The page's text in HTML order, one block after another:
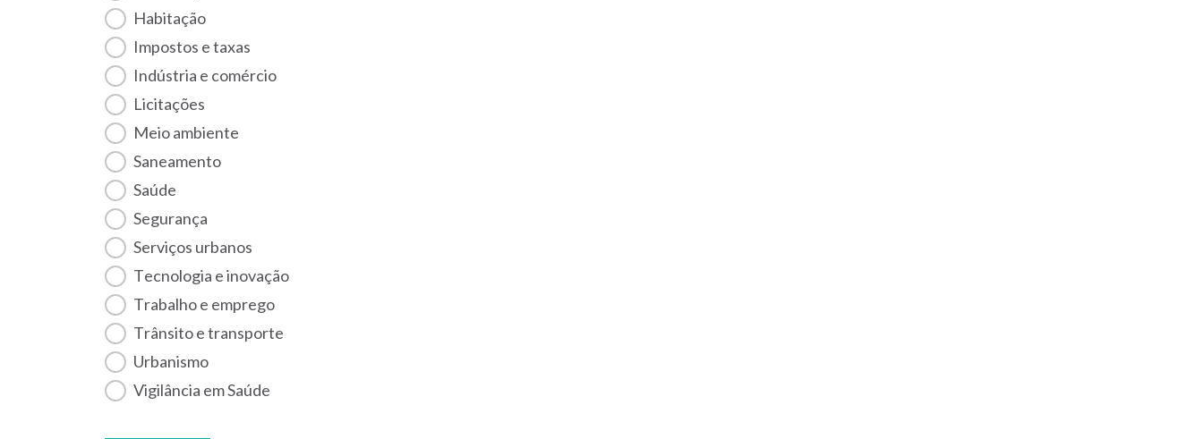
habitação
Impostos e taxas
Indústria e comércio
Licitações
Meio ambiente
Saneamento
Saúde
Segurança
Serviços urbanos
Tecnologia e inovação
Trabalho e emprego
Trânsito e transporte
Urbanismo
Vigilância em Saúde